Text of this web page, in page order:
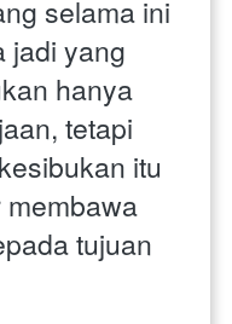
selama ini
jadi yang
hanya
tetapi
itu
tujuan